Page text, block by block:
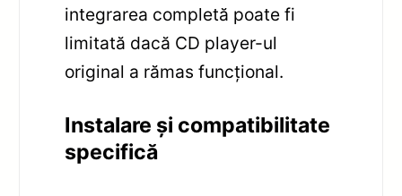
integrarea completă poate fi
limitată dacă CD player-ul
original a rămas funcțional.
Instalare și compatibilitate
specifică